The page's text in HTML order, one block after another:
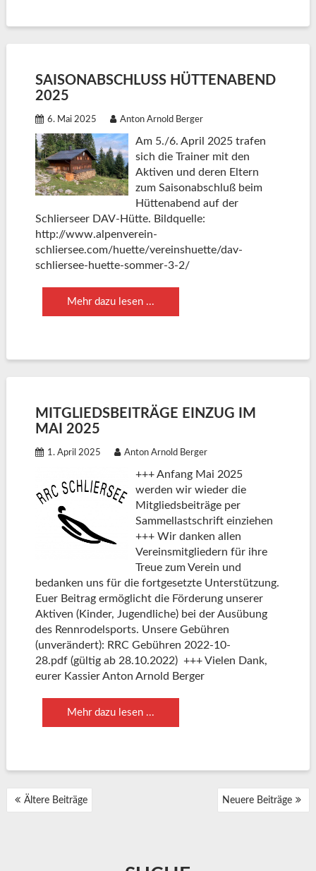
SAISONABSCHLUSS HÜTTENABEND 2
025
6. Mai 2025 Anton Arnold Berger
Am 5./6. April 2025 trafen
sich die Trainer mit den
Aktiven und deren Eltern
zum Saisonabschluß beim
Hüttenabend auf der
Schlierseer DAV-Hütte. Bildquelle:
http://www.alpenverein-
schliersee.com/huette/vereinshuette/dav-
schliersee-huette-sommer-3-2/
Mehr dazu lesen ...
MITGLIEDSBEITRÄGE EINZUG IM
MAI 2025
1. April 2025 Anton Arnold Berger
+++ Anfang Mai 2025
werden wir wieder die
Mitgliedsbeiträge per
Sammellastschrift einziehen
+++ Wir danken allen
Vereinsmitgliedern für ihre
Treue zum Verein und
bedanken uns für die fortgesetzte Unterstützung.
Euer Beitrag ermöglicht die Förderung unserer
Aktiven (Kinder, Jugendliche) bei der Ausübung
des Rennrodelsports. Unsere Gebühren
(unverändert): RRC Gebühren 2022-10-
28.pdf (gültig ab 28.10.2022) +++ Vielen Dank,
eurer Kassier Anton Arnold Berger
Mehr dazu lesen ...
BEITRAGSNAVIGATION
Ältere Beiträge Neuere Beiträge